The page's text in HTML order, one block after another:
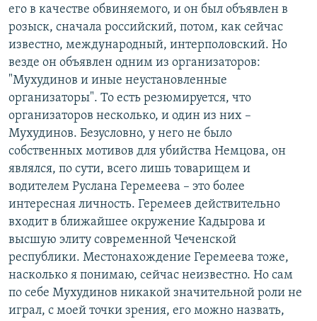
его в качестве обвиняемого, и он был объявлен в
розыск, сначала российский, потом, как сейчас
известно, международный, интерполовский. Но
везде он объявлен одним из организаторов:
"Мухудинов и иные неустановленные
организаторы". То есть резюмируется, что
организаторов несколько, и один из них –
Мухудинов. Безусловно, у него не было
собственных мотивов для убийства Немцова, он
являлся, по сути, всего лишь товарищем и
водителем Руслана Геремеева – это более
интересная личность. Геремеев действительно
входит в ближайшее окружение Кадырова и
высшую элиту современной Чеченской
республики. Местонахождение Геремеева тоже,
насколько я понимаю, сейчас неизвестно. Но сам
по себе Мухудинов никакой значительной роли не
играл, с моей точки зрения, его можно назвать,